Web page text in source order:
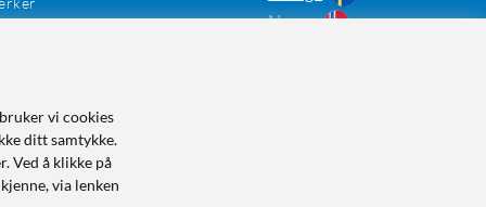
Norge
vi cookies
ditt samtykke.
Ved å klikke på
via lenken